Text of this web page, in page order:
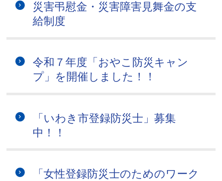
災害弔慰金・災害障害見舞金の支
給制度
令和７年度「おやこ防災キャン
プ」を開催しました！！
「いわき市登録防災士」募集
中！！
「女性登録防災士のためのワーク